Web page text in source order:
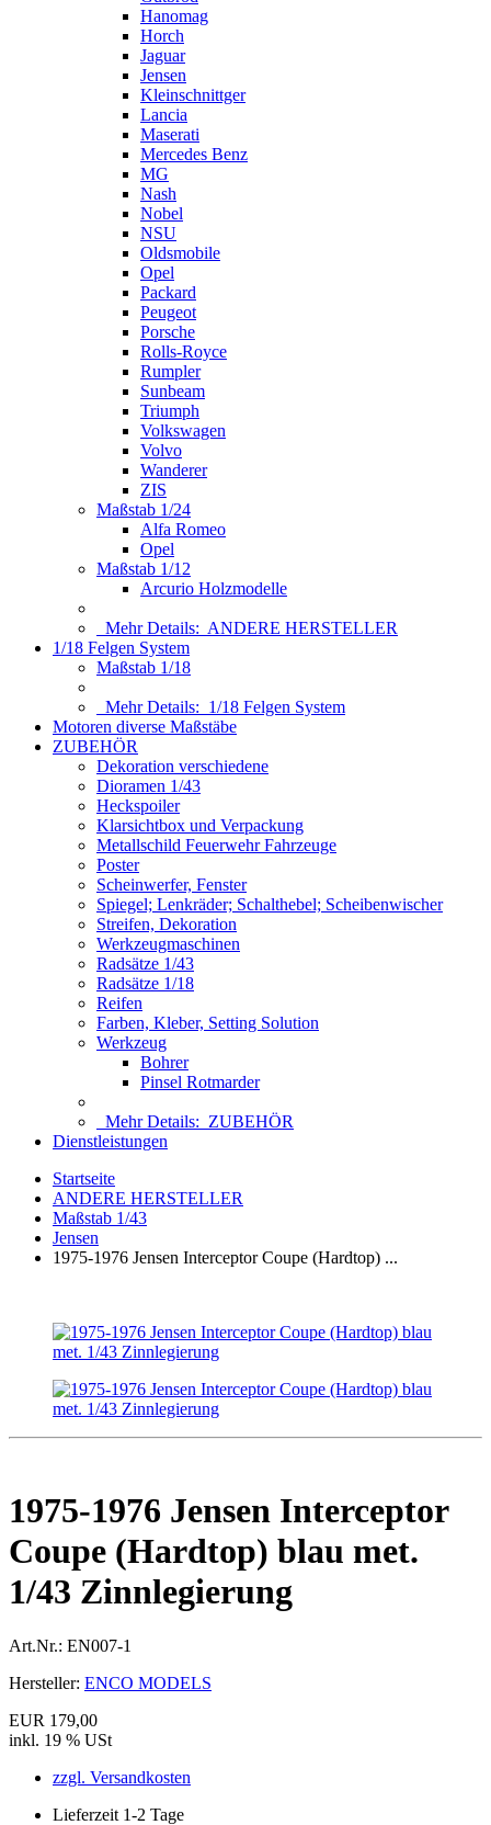
Hanomag
Horch
Jaguar
Jensen
Kleinschnittger
Lancia
Maserati
Mercedes Benz
MG
Nash
Nobel
NSU
Oldsmobile
Opel
Packard
Peugeot
Porsche
Rolls-Royce
Rumpler
Sunbeam
Triumph
Volkswagen
Volvo
Wanderer
ZIS
Maßstab 1/24
Alfa Romeo
Opel
Maßstab 1/12
Arcurio Holzmodelle
Mehr Details: ANDERE HERSTELLER
1/18 Felgen System
Maßstab 1/18
Mehr Details: 1/18 Felgen System
Motoren diverse Maßstäbe
ZUBEHÖR
Dekoration verschiedene
Dioramen 1/43
Heckspoiler
Klarsichtbox und Verpackung
Metallschild Feuerwehr Fahrzeuge
Poster
Scheinwerfer, Fenster
Spiegel; Lenkräder; Schalthebel; Scheibenwischer
Streifen, Dekoration
Werkzeugmaschinen
Radsätze 1/43
Radsätze 1/18
Reifen
Farben, Kleber, Setting Solution
Werkzeug
Bohrer
Pinsel Rotmarder
Mehr Details: ZUBEHÖR
Dienstleistungen
Startseite
ANDERE HERSTELLER
Maßstab 1/43
Jensen
1975-1976 Jensen Interceptor Coupe (Hardtop) ...
1975-1976 Jensen Interceptor
Coupe (Hardtop) blau met.
1/43 Zinnlegierung
Art.Nr.: EN007-1
Hersteller: ENCO MODELS
EUR 179,00
inkl. 19 % USt
zzgl. Versandkosten
Lieferzeit 1-2 Tage